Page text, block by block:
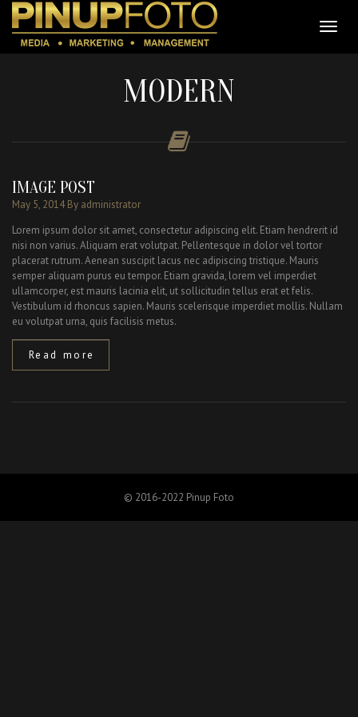
MODERN
IMAGE POST
May 5, 2014 By administrator
Lorem ipsum dolor sit amet, consectetur adipiscing elit. Etiam hendrerit id
nisi non varius. Aliquam erat volutpat. Pellentesque in dolor vel tortor
placerat rutrum. Aenean suscipit lacus nec adipiscing tristique. Mauris
semper aliquam purus eu tempor. Etiam gravida, lorem vel imperdiet
ullamcorper, est mauris lacinia elit, ut sollicitudin tellus erat et felis.
Vestibulum id rhoncus sapien. Mauris scelerisque imperdiet mollis. Nullam
eu volutpat urna, quis facilisis metus.
Read more
© 2016-2022 Pinup Foto